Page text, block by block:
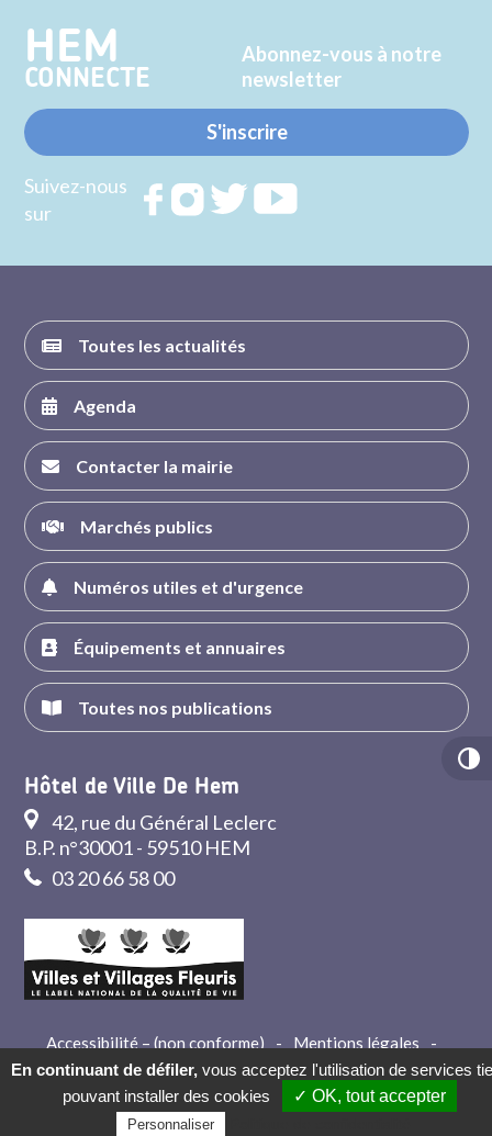
HEM
CONNECTE
Abonnez-vous à notre
newsletter
S'inscrire
Suivez-nous
sur
RejoignezRejoignezRejoignez
Toutes les actualités
Agenda
Contacter la mairie
Marchés publics
Numéros utiles et d'urgence
Équipements et annuaires
Toutes nos publications
Hôtel de Ville De Hem
42, rue du Général Leclerc
B.P. n°30001 - 59510 HEM
03 20 66 58 00
Accessibilité – (non conforme) - Mentions légales
-
Crédits
- Contact
En continuant de défiler, vous acceptez l'utilisation de services
pouvant installer des cookies
✓ OK, tout accepter
Personnaliser